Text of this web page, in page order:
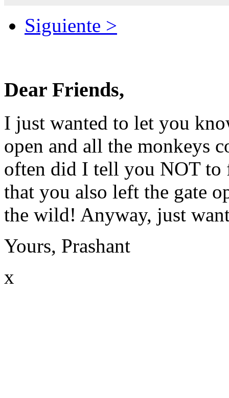
Siguiente >
Dear Friends,
I just wanted to let you
open and all the monkeys
often did I tell you NOTto
that you also left the gate
the wild! Anyway, just
Yours, Prashant
x